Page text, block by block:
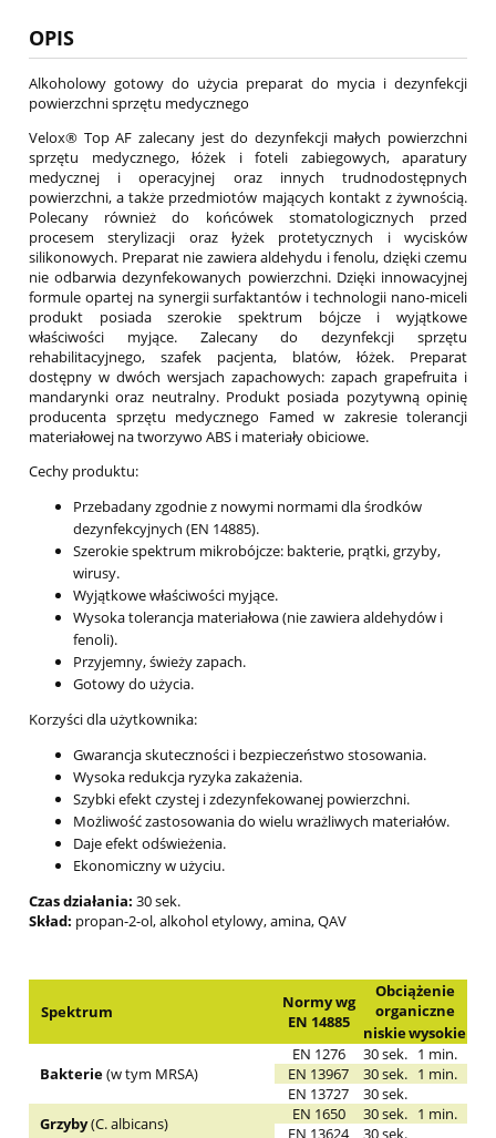
OPIS
Alkoholowy gotowy do użycia preparat do mycia i dezynfekcji
powierzchni sprzętu medycznego
Velox® Top AF zalecany jest do dezynfekcji małych powierzchni
sprzętu medycznego, łóżek i foteli zabiegowych, aparatury
medycznej i operacyjnej oraz innych trudnodostępnych
powierzchni, a także przedmiotów mających kontakt z żywnością.
Polecany również do końcówek stomatologicznych przed
procesem sterylizacji oraz łyżek protetycznych i wycisków
silikonowych. Preparat nie zawiera aldehydu i fenolu, dzięki czemu
nie odbarwia dezynfekowanych powierzchni. Dzięki innowacyjnej
formule opartej na synergii surfaktantów i technologii nano-miceli
produkt posiada szerokie spektrum bójcze i wyjątkowe
właściwości myjące. Zalecany do dezynfekcji sprzętu
rehabilitacyjnego, szafek pacjenta, blatów, łóżek. Preparat
dostępny w dwóch wersjach zapachowych: zapach grapefruita i
mandarynki oraz neutralny. Produkt posiada pozytywną opinię
producenta sprzętu medycznego Famed w zakresie tolerancji
materiałowej na tworzywo ABS i materiały obiciowe.
Cechy produktu:
Przebadany zgodnie z nowymi normami dla środków
dezynfekcyjnych (EN 14885).
Szerokie spektrum mikrobójcze: bakterie, prątki, grzyby,
wirusy.
Wyjątkowe właściwości myjące.
Wysoka tolerancja materiałowa (nie zawiera aldehydów i
fenoli).
Przyjemny, świeży zapach.
Gotowy do użycia.
Korzyści dla użytkownika:
Gwarancja skuteczności i bezpieczeństwo stosowania.
Wysoka redukcja ryzyka zakażenia.
Szybki efekt czystej i zdezynfekowanej powierzchni.
Możliwość zastosowania do wielu wrażliwych materiałów.
Daje efekt odświeżenia.
Ekonomiczny w użyciu.
Czas działania: 30 sek.
Skład: propan-2-ol, alkohol etylowy, amina, QAV
Spektrum
Normy wg
EN 14885
Obciążenie
organiczne
niskiewysokie
Bakterie(w tym MRSA)
EN 1276 30 sek. 1 min.
EN 13967
30 sek. 1 min.
EN 13727
30 sek.
Grzyby(C. albicans) EN 1650 30 sek. 1 min.
EN 13624
30 sek.